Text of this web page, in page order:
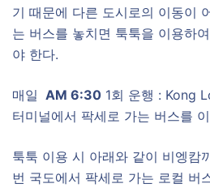
기 때문에 다른 도시로의 이동이
는 버스를 놓치면 툭툭을 이용하
야 한다.
매일 AM 6:30 1회 운행 : Kong
터미널에서 팍세로 가는 버스를
툭툭 이용 시 아래와 같이 비엥캄
번 국도에서 팍세로 가는 로컬 버